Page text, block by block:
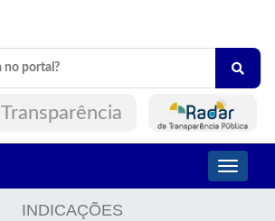
Transparência
Toggle
INDICAÇÕES